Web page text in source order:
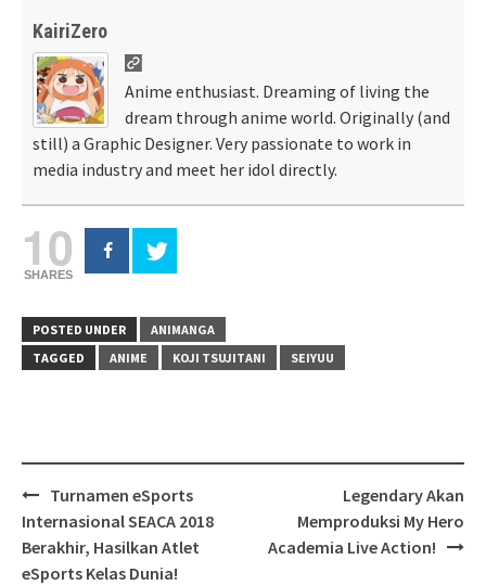
KairiZero
Anime enthusiast. Dreaming of living the
dream through anime world. Originally (and
still) a Graphic Designer. Very passionate to work in
media industry and meet her idol directly.
10
SHARES
POSTED UNDER
ANIMANGA
TAGGED
ANIME KOJI TSUJITANI SEIYUU
Post
navigation
Turnamen eSports
Internasional SEACA 2018
Berakhir, Hasilkan Atlet
eSports Kelas Dunia!
Legendary Akan
Memproduksi My Hero
Academia Live Action!